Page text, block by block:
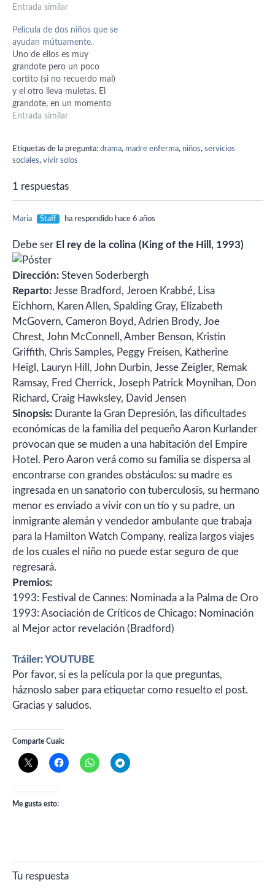
niños de su edad, el niño
por tener el cabello rizado y
ser "fea por ello". Un día el
niño construye…
Entrada similar
Película de dos niños que se
ayudan mútuamente.
Uno de ellos es muy
grandote pero un poco
cortito (si no recuerdo mal)
y el otro lleva muletas. El
grandote, en un momento
dado, le sube a hombros y
niño grandote está muy
reprimido en casa por su
Entrada similar
Etiquetas de la pregunta: drama, madre enferma, niños, servicios
sociales, vivir solos
1 respuestas
Maria Staff ha respondido hace 6 años
Debe ser El rey de la colina (King of the Hill, 1993)
Dirección: Steven Soderbergh
Reparto: Jesse Bradford, Jeroen Krabbé, Lisa
Eichhorn, Karen Allen, Spalding Gray, Elizabeth
McGovern, Cameron Boyd, Adrien Brody, Joe
Chrest, John McConnell, Amber Benson, Kristin
Griffith, Chris Samples, Peggy Freisen, Katherine
Heigl, Lauryn Hill, John Durbin, Jesse Zeigler, Remak
Ramsay, Fred Cherrick, Joseph Patrick Moynihan, Don
Richard, Craig Hawksley, David Jensen
Sinopsis: Durante la Gran Depresión, las dificultades
económicas de la familia del pequeño Aaron Kurlander
provocan que se muden a una habitación del Empire
Hotel. Pero Aaron verá como su familia se dispersa al
encontrarse con grandes obstáculos: su madre es
ingresada en un sanatorio con tuberculosis, su hermano
menor es enviado a vivir con un tío y su padre, un
inmigrante alemán y vendedor ambulante que trabaja
para la Hamilton Watch Company, realiza largos viajes
de los cuales el niño no puede estar seguro de que
regresará.
Premios:
1993: Festival de Cannes: Nominada a la Palma de Oro
1993: Asociación de Críticos de Chicago: Nominación
al Mejor actor revelación (Bradford)
Tráiler: YOUTUBE
Por favor, si es la película por la que preguntas,
háznoslo saber para etiquetar como resuelto el post.
Gracias y saludos.
Comparte Cuak:
Me gusta esto:
Tu respuesta